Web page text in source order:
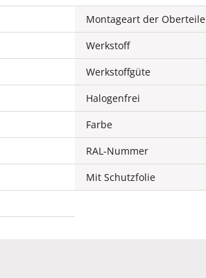
Montageart der Oberteile
Werkstoff
Werkstoffgüte
Halogenfrei
Farbe
RAL-Nummer
Mit Schutzfolie